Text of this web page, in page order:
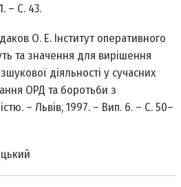
– С. 43.
О. Е. Інститут оперативного
та значення для вирішення
діяльності у сучасних
ОРД та боротьби з
– Львів, 1997. – Вип. 6. – С. 50–